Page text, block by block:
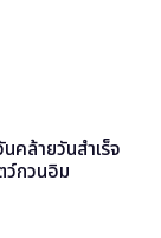
คล้ายวันสำเร็จ
ว์กวนอิม